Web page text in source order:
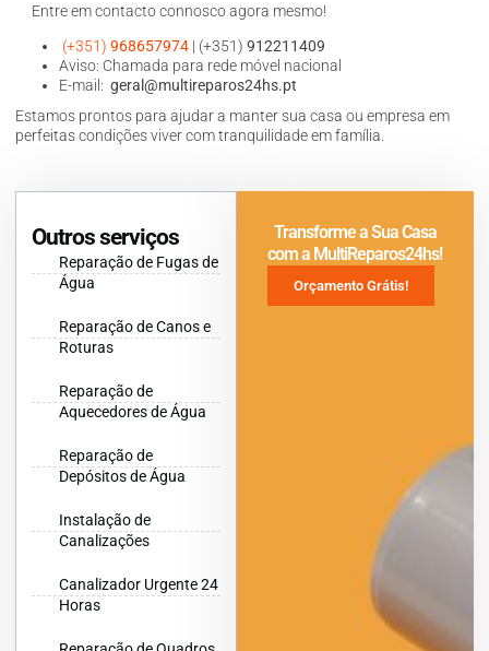
Entre em contacto connosco agora mesmo!
(+351) 968657974 | (+351) 912211409
Aviso: Chamada para rede móvel nacional
E-mail: geral@multireparos24hs.pt
Estamos prontos para ajudar a manter sua casa ou empresa em
perfeitas condições viver com tranquilidade em família.
Outros serviços
Reparação de Fugas de
Água
Reparação de Canos e
Roturas
Reparação de
Aquecedores de Água
Reparação de
Depósitos de Água
Instalação de
Canalizações
Canalizador Urgente 24
Horas
Transforme a Sua Casa
com a MultiReparos24hs!
Orçamento Grátis!